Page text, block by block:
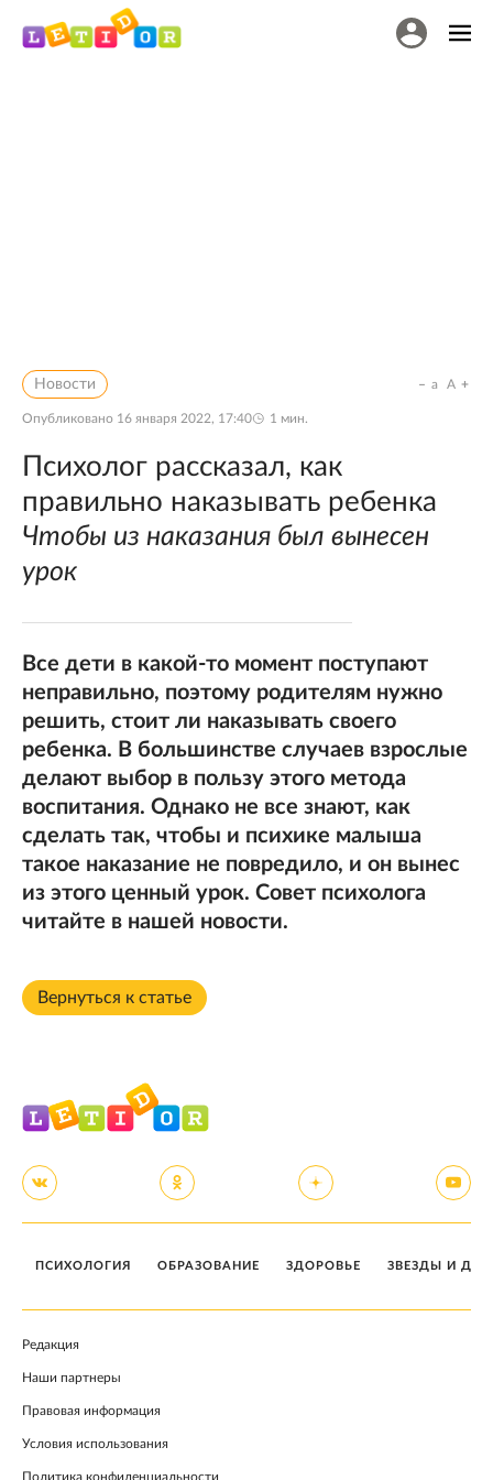
Новости
Опубликовано 16 января 2022, 17:40 1 мин.
a A
Психолог рассказал, как
правильно наказывать ребенка
Чтобы из наказания был вынесен
урок
Все дети в какой-то момент поступают
неправильно, поэтому родителям нужно
решить, стоит ли наказывать своего
ребенка. В большинстве случаев взрослые
делают выбор в пользу этого метода
воспитания. Однако не все знают, как
сделать так, чтобы и психике малыша
такое наказание не повредило, и он вынес
из этого ценный урок. Совет психолога
читайте в нашей новости.
Вернуться к статье
ПСИХОЛОГИЯ ОБРАЗОВАНИЕ ЗДОРОВЬЕ ЗВЕЗДЫ И
Редакция
Наши партнеры
Правовая информация
Условия использования
Политика конфиденциальности